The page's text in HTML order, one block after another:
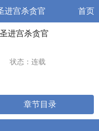
进宫杀贪官 首页
进宫杀贪官
状态：连载
章节目录